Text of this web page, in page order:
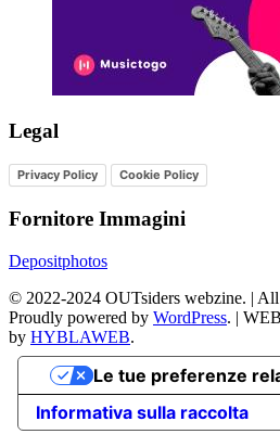
Legal
Privacy Policy Cookie Policy
Fornitore Immagini
Depositphotos
© 2022-2024 OUTsiders webzine. |
Proudly powered by WordPress. |
by HYBLAWEB.
Informativa sulla raccolta
Le tue preferenze